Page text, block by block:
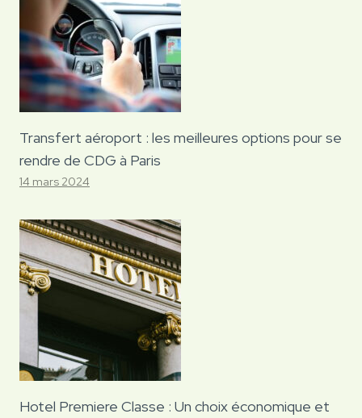
Transfert aéroport : les meilleures options pour se
rendre de CDG à Paris
14 mars 2024
Hotel Premiere Classe : Un choix économique et